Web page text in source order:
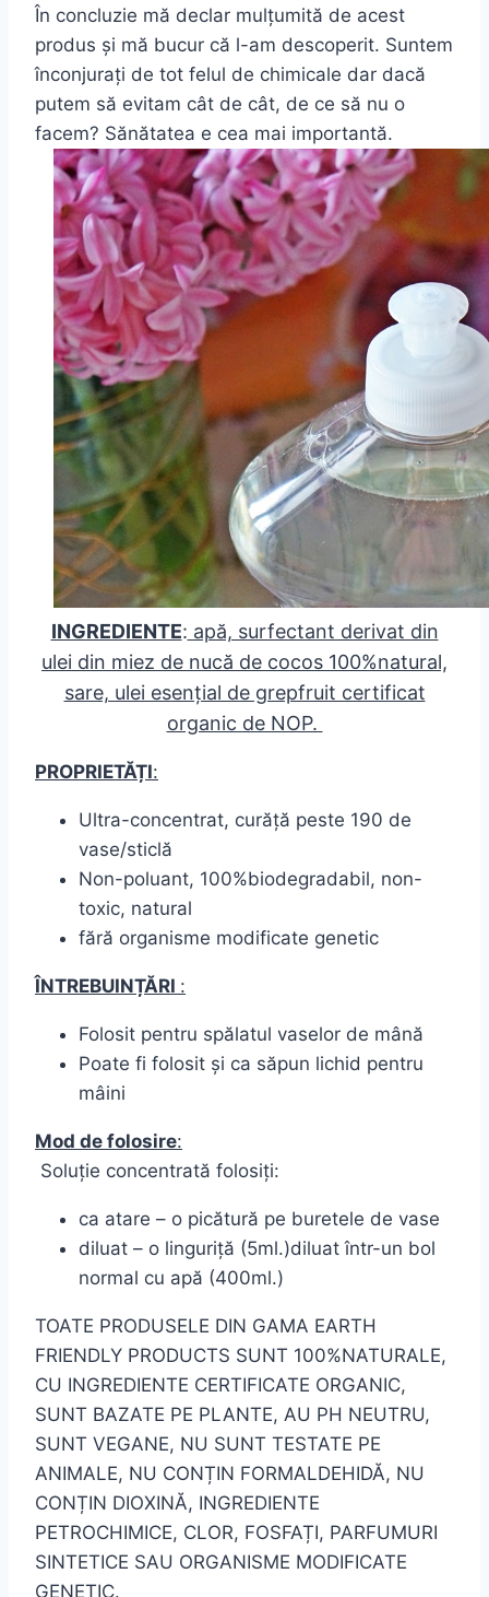
În concluzie mă declar mulțumită de acest
produs și mă bucur că l-am descoperit. Suntem
înconjurați de tot felul de chimicale dar dacă
putem să evitam cât de cât, de ce să nu o
facem? Sănătatea e cea mai importantă.
INGREDIENTE: apă, surfectant derivat din
ulei din miez de nucă de cocos 100%natural,
sare, ulei esențial de grepfruit certificat
organic de NOP.
PROPRIETĂȚI:
Ultra-concentrat, curăță peste 190 de
vase/sticlă
Non-poluant, 100%biodegradabil, non-
toxic, natural
fără organisme modificate genetic
ÎNTREBUINȚĂRI :
Folosit pentru spălatul vaselor de mână
Poate fi folosit și ca săpun lichid pentru
mâini
Mod de folosire:
Soluție concentrată folosiți:
ca atare – o picătură pe buretele de vase
diluat – o linguriță (5ml.)diluat într-un bol
normal cu apă (400ml.)
TOATE PRODUSELE DIN GAMA EARTH
FRIENDLY PRODUCTS SUNT 100%NATURALE,
CU INGREDIENTE CERTIFICATE ORGANIC,
SUNT BAZATE PE PLANTE, AU PH NEUTRU,
SUNT VEGANE, NU SUNT TESTATE PE
ANIMALE, NU CONȚIN FORMALDEHIDĂ, NU
CONȚIN DIOXINĂ, INGREDIENTE
PETROCHIMICE, CLOR, FOSFAȚI, PARFUMURI
SINTETICE SAU ORGANISME MODIFICATE
GENETIC.